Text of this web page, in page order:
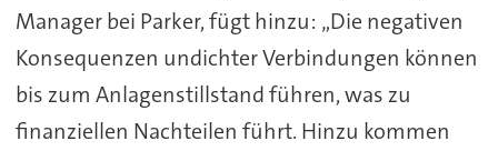
Manager bei Parker, fügt hinzu: „Die negativen
Konsequenzen undichter Verbindungen können
bis zum Anlagenstillstand führen, was zu
finanziellen Nachteilen führt. Hinzu kommen